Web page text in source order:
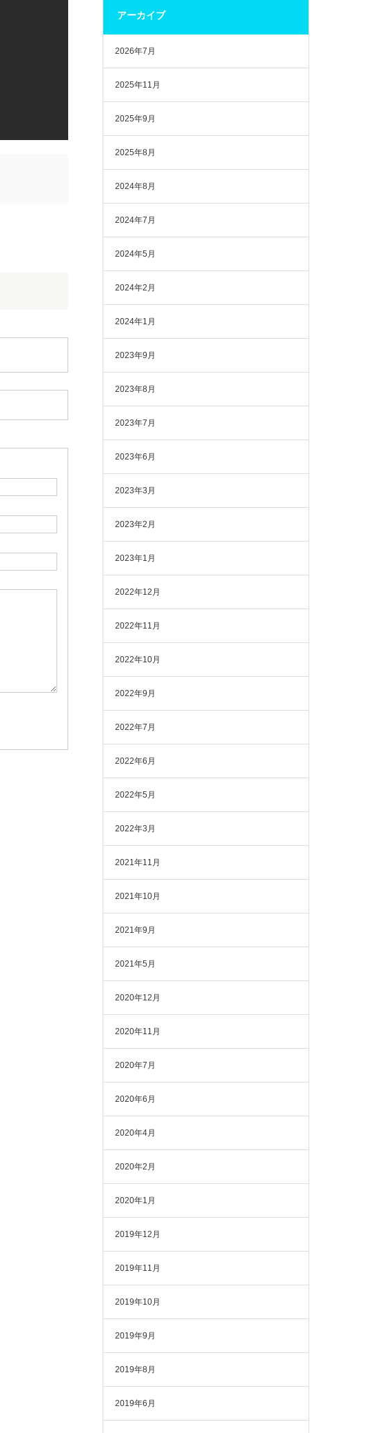
アーカイブ
2026年7月
2025年11月
2025年9月
2025年8月
2024年8月
2024年7月
2024年5月
2024年2月
2024年1月
2023年9月
2023年8月
2023年7月
2023年6月
2023年3月
2023年2月
2023年1月
2022年12月
2022年11月
2022年10月
2022年9月
2022年7月
2022年6月
2022年5月
2022年3月
2021年11月
2021年10月
2021年9月
2021年5月
2020年12月
2020年11月
2020年7月
2020年6月
2020年4月
2020年2月
2020年1月
2019年12月
2019年11月
2019年10月
2019年9月
2019年8月
2019年6月